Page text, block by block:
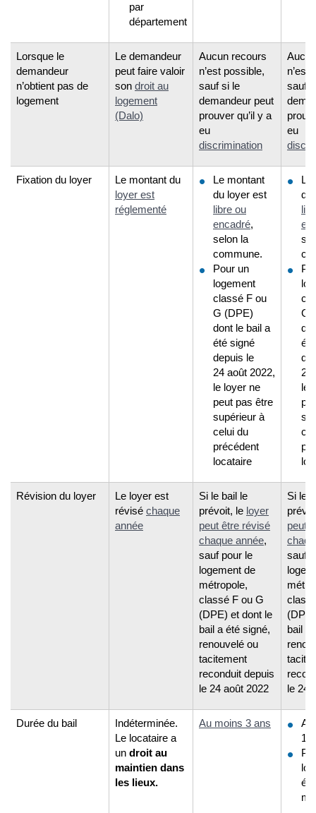
par
département
Lorsque le
demandeur
n’obtient pas de
logement
Le demandeur
peut faire valoir
son droit au
logement
(Dalo)
Aucun recours
n’est possible,
sauf si le
demandeur peut
prouver qu’il y a
eu
discrimination
n’est
sauf
eu
Fixation du loyer
Le montant du
loyer est
réglementé
Le montant
du loyer est
libre ou
encadré,
selon la
commune.
Pour un
logement
classé F ou
G (DPE)
dont le bail a
été signé
depuis le
24 août 2022,
le loyer ne
peut pas être
supérieur à
celui du
précédent
locataire
Le
du
G
24
le
Révision du loyer
Le loyer est
révisé chaque
année
Si le bail le
prévoit, le loyer
peut être révisé
chaque année,
sauf pour le
logement de
métropole,
classé F ou G
(DPE) et dont le
bail a été signé,
renouvelé ou
tacitement
reconduit depuis
le 24 août 2022
Si le
peut
sauf
bail a
le 24
Durée du bail
Indéterminée.
Le locataire a
un droit au
maintien dans
les lieux.
Au moins 3 ans
1